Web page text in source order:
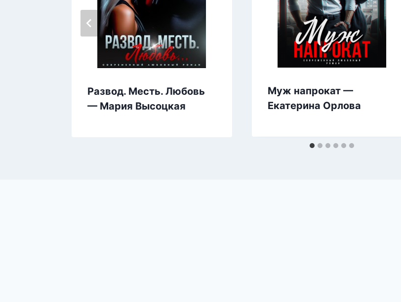
Развод. Месть. Любовь
— Мария Высоцкая
Муж напрокат —
Екатерина Орлова